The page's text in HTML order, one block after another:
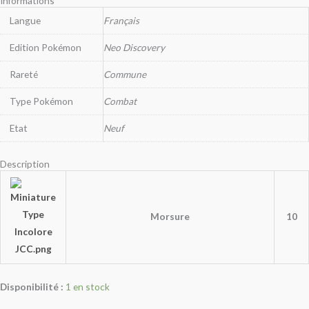
Langue
Français
Edition Pokémon Neo Discovery
Rareté Commune
Type Pokémon Combat
Etat Neuf
Description
Morsure 10
Disponibilité : 1 en stock